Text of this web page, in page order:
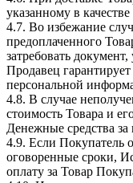
указанному в
4.7. Во избежание
предоплаченного
затребовать
Продавец
персональной
4.8. В случае
стоимость Товара и
Денежные средства
4.9. Если Покупатель
оговоренные сроки,
оплату за Товар